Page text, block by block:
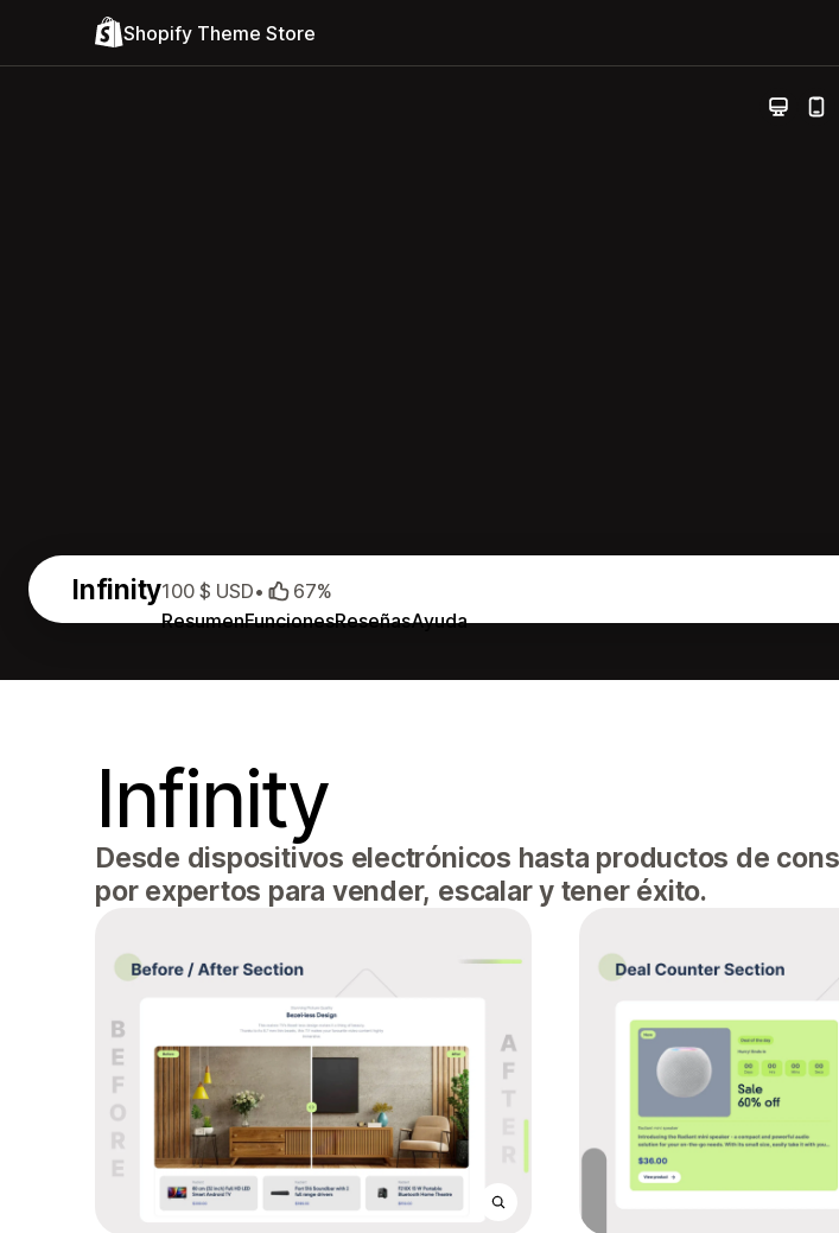
Shopify Theme Store
Infinity
ResumenFuncionesReseñasAyuda
100 $ USD• 67%
Infinity
Desde dispositivos electrónicos hasta productos de
por expertos para vender, escalar y tener éxito.